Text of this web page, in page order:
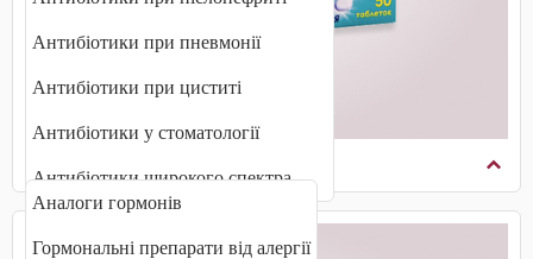
Антибіотики при пневмонії
Антибіотики при циститі
Антибіотики у стоматології
Антибіотики широкого спектра
Аналоги гормонів
Гормональні препарати від алергії